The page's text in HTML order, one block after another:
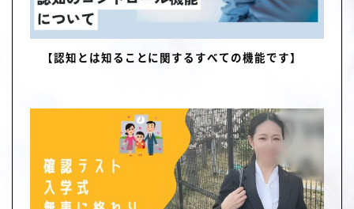
【認知とは知ることに関するすべての機能です】